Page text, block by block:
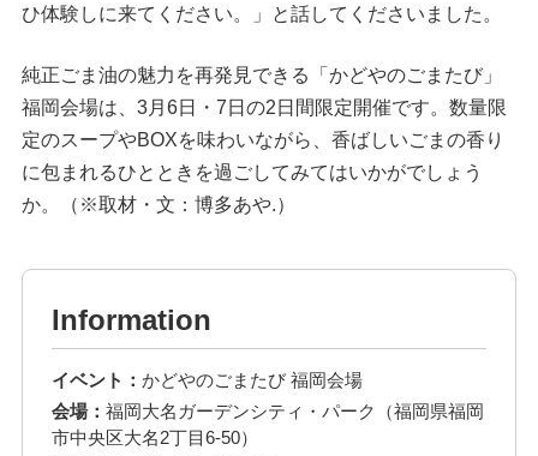
ひ体験しに来てください。」と話してくださいました。
純正ごま油の魅力を再発見できる「かどやのごまたび」
福岡会場は、3月6日・7日の2日間限定開催です。数量限
定のスープやBOXを味わいながら、香ばしいごまの香り
に包まれるひとときを過ごしてみてはいかがでしょう
か。（※取材・文：博多あや.）
Information
イベント： かどやのごまたび 福岡会場
会場： 福岡大名ガーデンシティ・パーク（福岡県福岡
市中央区大名2丁目6-50）